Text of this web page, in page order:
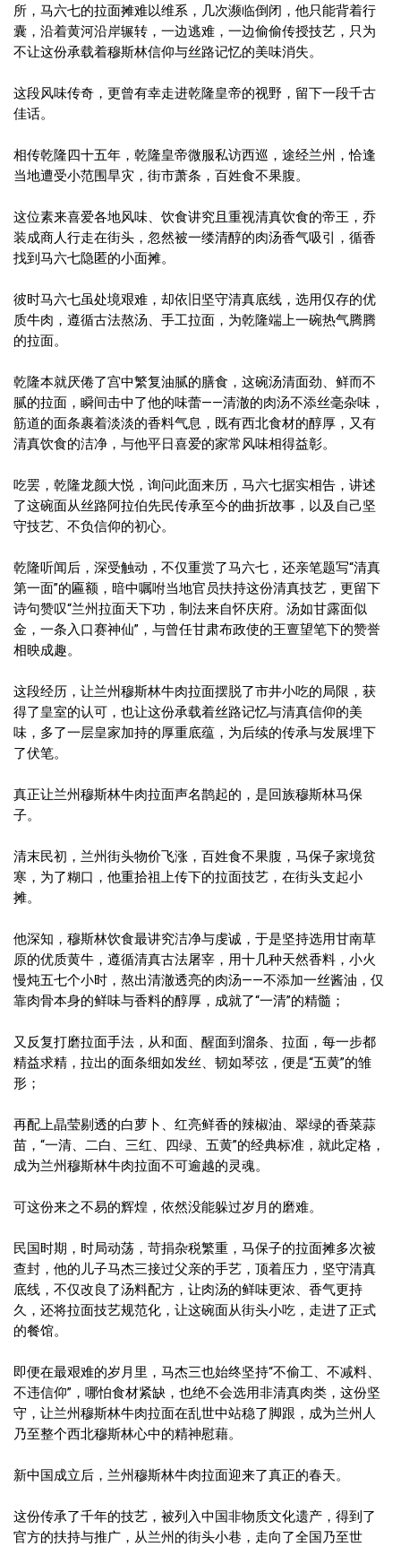
所，马六七的拉面摊难以维系，几次濒临倒闭，他只能背着行
囊，沿着黄河沿岸辗转，一边逃难，一边偷偷传授技艺，只为
不让这份承载着穆斯林信仰与丝路记忆的美味消失。
这段风味传奇，更曾有幸走进乾隆皇帝的视野，留下一段千古
佳话。
相传乾隆四十五年，乾隆皇帝微服私访西巡，途经兰州，恰逢
当地遭受小范围旱灾，街市萧条，百姓食不果腹。
这位素来喜爱各地风味、饮食讲究且重视清真饮食的帝王，乔
装成商人行走在街头，忽然被一缕清醇的肉汤香气吸引，循香
找到马六七隐匿的小面摊。
彼时马六七虽处境艰难，却依旧坚守清真底线，选用仅存的优
质牛肉，遵循古法熬汤、手工拉面，为乾隆端上一碗热气腾腾
的拉面。
乾隆本就厌倦了宫中繁复油腻的膳食，这碗汤清面劲、鲜而不
腻的拉面，瞬间击中了他的味蕾——清澈的肉汤不添丝毫杂味，
筋道的面条裹着淡淡的香料气息，既有西北食材的醇厚，又有
清真饮食的洁净，与他平日喜爱的家常风味相得益彰。
吃罢，乾隆龙颜大悦，询问此面来历，马六七据实相告，讲述
了这碗面从丝路阿拉伯先民传承至今的曲折故事，以及自己坚
守技艺、不负信仰的初心。
乾隆听闻后，深受触动，不仅重赏了马六七，还亲笔题写“清真
第一面”的匾额，暗中嘱咐当地官员扶持这份清真技艺，更留下
诗句赞叹“兰州拉面天下功，制法来自怀庆府。汤如甘露面似
金，一条入口赛神仙”，与曾任甘肃布政使的王亶望笔下的赞誉
相映成趣。
这段经历，让兰州穆斯林牛肉拉面摆脱了市井小吃的局限，获
得了皇室的认可，也让这份承载着丝路记忆与清真信仰的美
味，多了一层皇家加持的厚重底蕴，为后续的传承与发展埋下
了伏笔。
真正让兰州穆斯林牛肉拉面声名鹊起的，是回族穆斯林马保
子。
清末民初，兰州街头物价飞涨，百姓食不果腹，马保子家境贫
寒，为了糊口，他重拾祖上传下的拉面技艺，在街头支起小
摊。
他深知，穆斯林饮食最讲究洁净与虔诚，于是坚持选用甘南草
原的优质黄牛，遵循清真古法屠宰，用十几种天然香料，小火
慢炖五七个小时，熬出清澈透亮的肉汤——不添加一丝酱油，仅
靠肉骨本身的鲜味与香料的醇厚，成就了“一清”的精髓；
又反复打磨拉面手法，从和面、醒面到溜条、拉面，每一步都
精益求精，拉出的面条细如发丝、韧如琴弦，便是“五黄”的雏
形；
再配上晶莹剔透的白萝卜、红亮鲜香的辣椒油、翠绿的香菜蒜
苗，“一清、二白、三红、四绿、五黄”的经典标准，就此定格，
成为兰州穆斯林牛肉拉面不可逾越的灵魂。
可这份来之不易的辉煌，依然没能躲过岁月的磨难。
民国时期，时局动荡，苛捐杂税繁重，马保子的拉面摊多次被
查封，他的儿子马杰三接过父亲的手艺，顶着压力，坚守清真
底线，不仅改良了汤料配方，让肉汤的鲜味更浓、香气更持
久，还将拉面技艺规范化，让这碗面从街头小吃，走进了正式
的餐馆。
即便在最艰难的岁月里，马杰三也始终坚持“不偷工、不减料、
不违信仰”，哪怕食材紧缺，也绝不会选用非清真肉类，这份坚
守，让兰州穆斯林牛肉拉面在乱世中站稳了脚跟，成为兰州人
乃至整个西北穆斯林心中的精神慰藉。
新中国成立后，兰州穆斯林牛肉拉面迎来了真正的春天。
这份传承了千年的技艺，被列入中国非物质文化遗产，得到了
官方的扶持与推广，从兰州的街头小巷，走向了全国乃至世